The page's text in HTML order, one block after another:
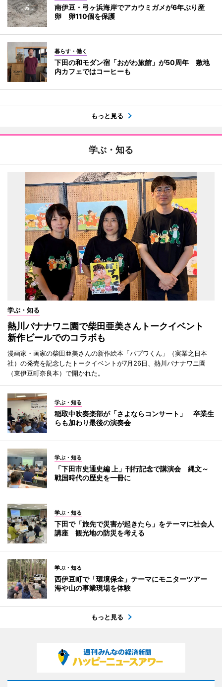
南伊豆・弓ヶ浜海岸でアカウミガメが6年ぶり産
卵 卵110個を保護
暮らす・働く
下田の和モダン宿「おがわ旅館」が50周年 敷地
内カフェではコーヒーも
もっと見る
学ぶ・知る
学ぶ・知る
熱川バナナワニ園で柴田亜美さんトークイベント
新作ビールでのコラボも
漫画家・画家の柴田亜美さんの新作絵本「パプワくん」（実業之日本
社）の発売を記念したトークイベントが7月26日、熱川バナナワニ園
（東伊豆町奈良本）で開かれた。
学ぶ・知る
稲取中吹奏楽部が「さよならコンサート」 卒業生
らも加わり最後の演奏会
学ぶ・知る
「下田市史通史編 上」刊行記念で講演会 縄文～
戦国時代の歴史を一冊に
学ぶ・知る
下田で「旅先で災害が起きたら」をテーマに社会人
講座 観光地の防災を考える
学ぶ・知る
西伊豆町で「環境保全」テーマにモニターツアー
海や山の事業現場を体験
もっと見る